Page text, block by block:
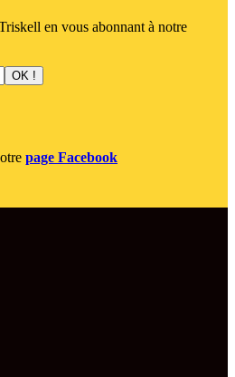
en vous abonnant à notre
page Facebook